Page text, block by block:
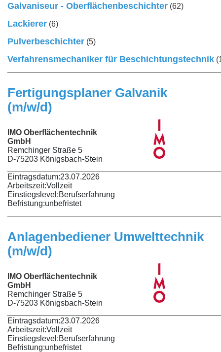
Galvaniseur - Oberflächenbeschichter (62)
Lackierer (6)
Pulverbeschichter (5)
Verfahrensmechaniker für Beschichtungstechnik
Fertigungsplaner Galvanik
(m/w/d)
IMO Oberflächentechnik
GmbH
Remchinger Straße 5
D-75203 Königsbach-Stein
Eintragsdatum:23.07.2026
Arbeitszeit:Vollzeit
Einstiegslevel:Berufserfahrung
Befristung:unbefristet
Anlagenbediener Umwelttechnik
(m/w/d)
IMO Oberflächentechnik
GmbH
Remchinger Straße 5
D-75203 Königsbach-Stein
Eintragsdatum:23.07.2026
Arbeitszeit:Vollzeit
Einstiegslevel:Berufserfahrung
Befristung:unbefristet